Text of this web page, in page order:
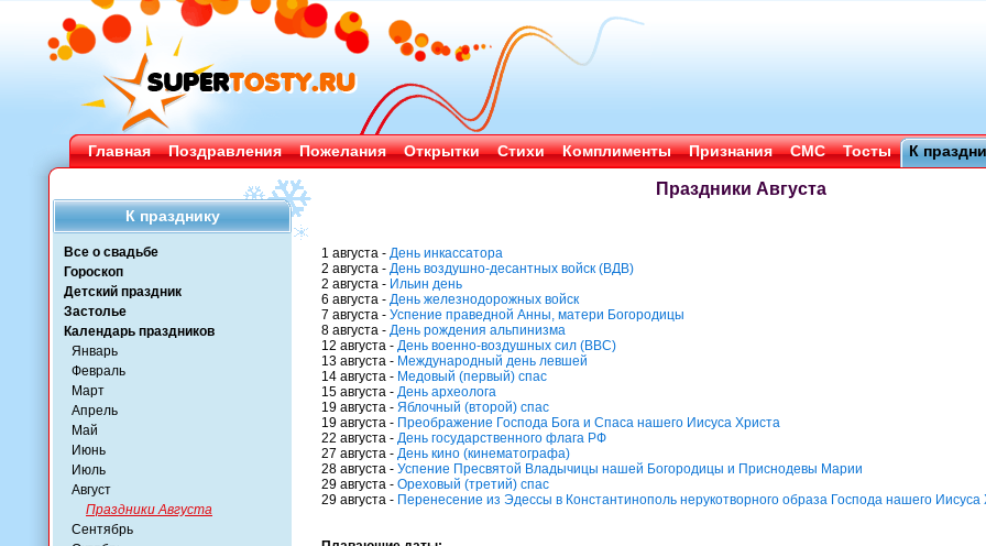
Главная Поздравления Пожелания Открытки Стихи Комплименты Признания СМС Тосты К
К празднику
Все о свадьбе
Гороскоп
Детский праздник
Застолье
Календарь праздников
Январь
Февраль
Март
Апрель
Май
Июнь
Июль
Август
Праздники Августа
Сентябрь
Праздники Августа
1 августа - День инкассатора
2 августа - День воздушно-десантных войск (ВДВ)
2 августа - Ильин день
6 августа - День железнодорожных войск
7 августа - Успение праведной Анны, матери Богородицы
8 августа - День рождения альпинизма
12 августа - День военно-воздушных сил (ВВС)
13 августа - Международный день левшей
14 августа - Медовый (первый) спас
15 августа - День археолога
19 августа - Яблочный (второй) спас
19 августа - Преображение Господа Бога и Спаса нашего Иисуса Христа
22 августа - День государственного флага РФ
27 августа - День кино (кинематографа)
28 августа - Успение Пресвятой Владычицы нашей Богородицы и Приснодевы Марии
29 августа - Ореховый (третий) спас
29 августа - Перенесение из Эдессы в Константинополь нерукотворного образа Господа нашего Иисуса